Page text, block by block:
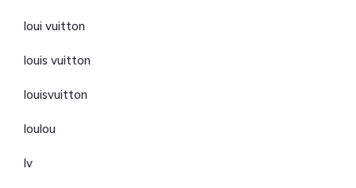
loui vuitton
louis vuitton
louisvuitton
loulou
lv